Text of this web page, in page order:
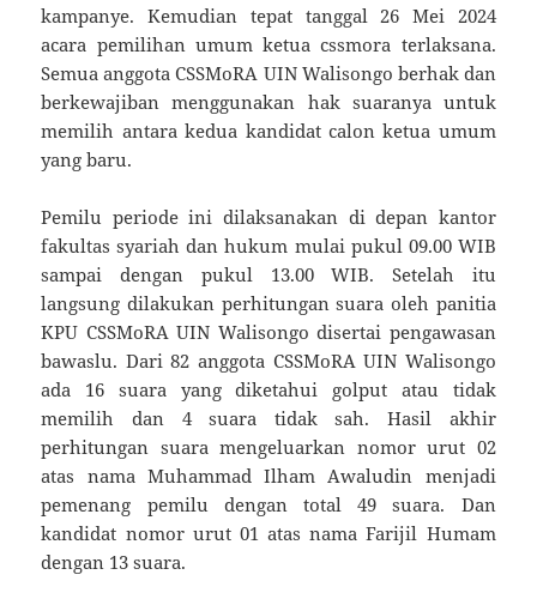
kampanye. Kemudian tepat tanggal 26 Mei 2024
acara pemilihan umum ketua cssmora terlaksana.
Semua anggota CSSMoRA UIN Walisongo berhak dan
berkewajiban menggunakan hak suaranya untuk
memilih antara kedua kandidat calon ketua umum
yang baru.
Pemilu periode ini dilaksanakan di depan kantor
fakultas syariah dan hukum mulai pukul 09.00 WIB
sampai dengan pukul 13.00 WIB. Setelah itu
langsung dilakukan perhitungan suara oleh panitia
KPU CSSMoRA UIN Walisongo disertai pengawasan
bawaslu. Dari 82 anggota CSSMoRA UIN Walisongo
ada 16 suara yang diketahui golput atau tidak
memilih dan 4 suara tidak sah. Hasil akhir
perhitungan suara mengeluarkan nomor urut 02
atas nama Muhammad Ilham Awaludin menjadi
pemenang pemilu dengan total 49 suara. Dan
kandidat nomor urut 01 atas nama Farijil Humam
dengan 13 suara.